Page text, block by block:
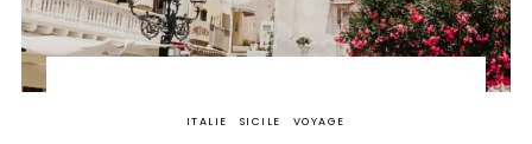
ITALIE SICILE VOYAGE